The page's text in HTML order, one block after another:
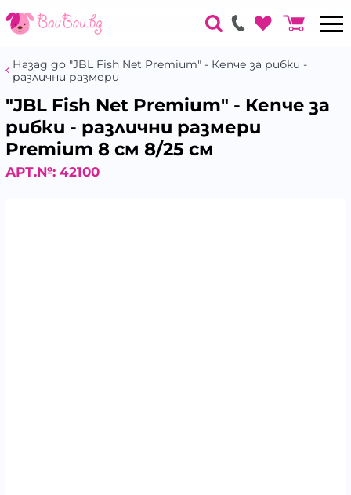
Назад до "JBL Fish Net Premium" - Кепче за рибки -
различни размери
"JBL Fish Net Premium" - Кепче за
рибки - различни размери
Premium 8 см 8/25 см
АРТ.№: 42100